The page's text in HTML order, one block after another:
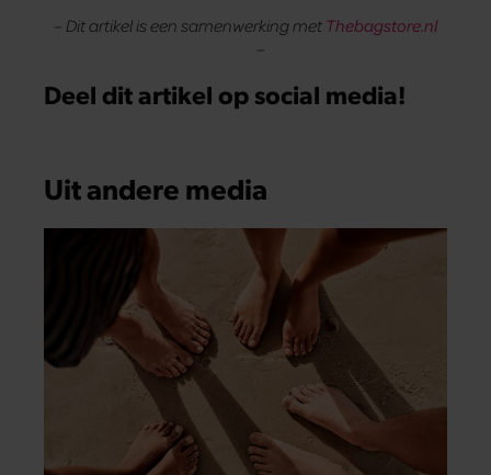
– Dit artikel is een samenwerking met Thebagstore.nl
Deel dit artikel op social media!
Uit andere media